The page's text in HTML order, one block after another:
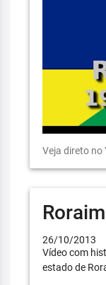
Veja direto no
26/10/2013
Vídeo com
estado de